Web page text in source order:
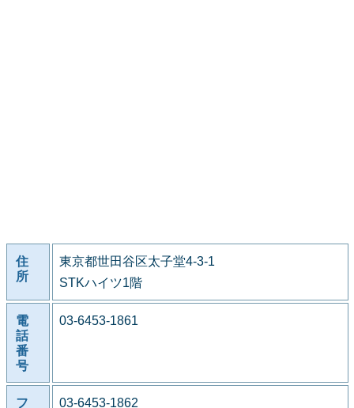
住
所
東京都世田谷区太子堂4-3-1
STKハイツ1階
電
話
番
号
03-6453-1861
フ 03-6453-1862